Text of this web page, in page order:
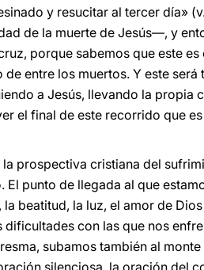
y resucitar al tercer día»
de la muerte de Jesús—, y
porque sabemos que este
entre los muertos. Y este
a Jesús, llevando la propia
el final de este recorrido que
prospectiva cristiana del
punto de llegada al que
beatitud, la luz, el amor de
con las que nos
subamos también al
silenciosa, la oración del